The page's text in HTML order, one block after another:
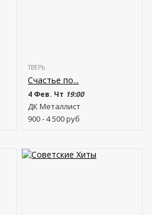
ТВЕРЬ
Счастье по...
4 Фев. Чт 19:00
ДК Металлист
900 - 4 500руб